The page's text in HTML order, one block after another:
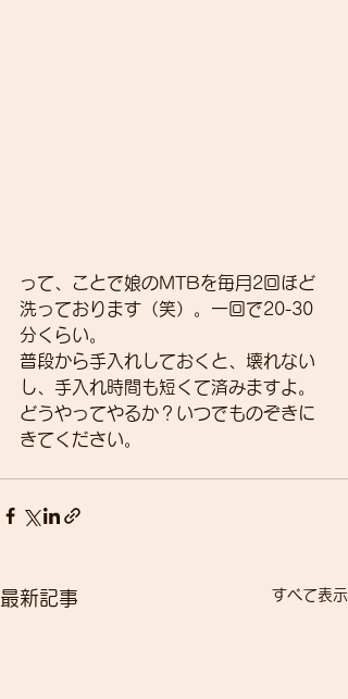
って、ことで娘のMTBを毎月2回ほど
洗っております（笑）。一回で20-30
分くらい。
普段から手入れしておくと、壊れない
し、手入れ時間も短くて済みますよ。
どうやってやるか？いつでものぞきに
きてください。
最新記事 すべて表示